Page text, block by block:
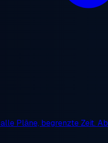
alle Pläne, begrenzte Zeit. Ab